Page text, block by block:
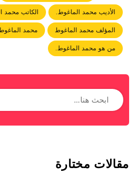
الأديب محمد الماغوط. الكاتب محمد
المؤلف محمد الماغوط محمد
من هو محمد الماغوط.
مقالات مختارة